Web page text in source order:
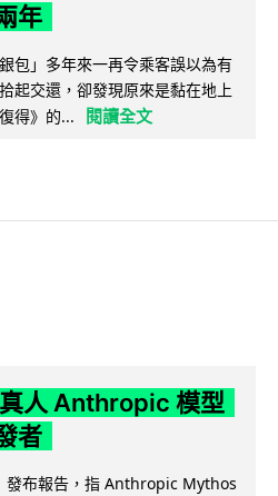
年
包」多年來一再令乘客誤以為有
起交還，卻發現原來是黏在地上
得》的...
閱讀全文
人 Anthropic 模型
者
發布報告，指 Anthropic Mythos